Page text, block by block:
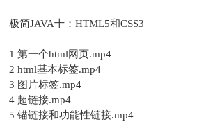
极简JAVA十：HTML5和CSS3
1 第一个html网页.mp4
2 html基本标签.mp4
3 图片标签.mp4
4 超链接.mp4
5 锚链接和功能性链接.mp4